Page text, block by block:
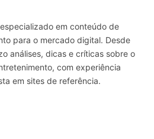
em conteúdo de
para o mercado digital. Desde
análises, dicas e críticas sobre o
com experiência
em sites de referência.